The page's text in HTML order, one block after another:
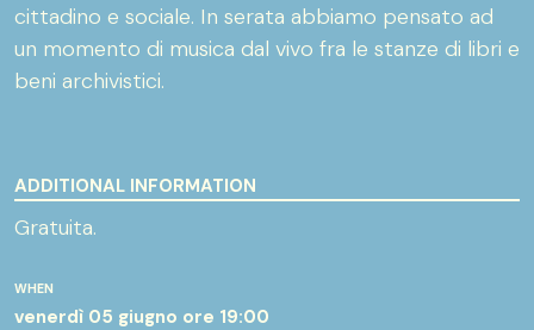
WHEN
venerdì 05 giugno ore 19:00
cittadino e sociale. In serata abbiamo pensato ad
un momento di musica dal vivo fra le stanze di libri e
beni archivistici.
ADDITIONAL INFORMATION
Gratuita.